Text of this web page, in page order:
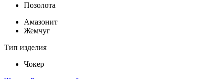
Позолота
Амазонит
Жемчуг
Тип изделия
Чокер